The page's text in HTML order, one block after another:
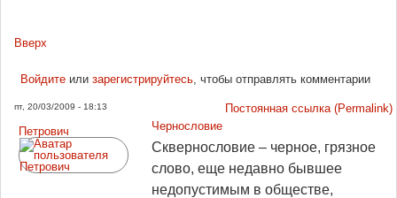
Вверх
Войдитеили зарегистрируйтесь, чтобы отправлять комментарии
пт, 20/03/2009 - 18:13
Постоянная ссылка (Permalink)
Петрович
Чернословие
Сквернословие – черное, грязное
слово, еще недавно бывшее
недопустимым в обществе,